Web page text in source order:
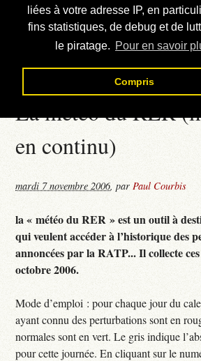
liées à votre adresse IP, en
fins statistiques, de debug et de
le piratage. Pour en savoir
Compris
Liens externes
Téléchargement
Contact
La météo du RER
en continu)
mardi 7 novembre 2006,parPaul Courbis
la « météo du RER » est un outil à
qui veulent accéder à l’historique des
annoncées par la RATP... Il collecte
octobre 2006.
Mode d’emploi : pour chaque jour du
ayant connu des perturbations sont en
normales sont en vert. Le gris indique
pour cette journée. En cliquant sur le